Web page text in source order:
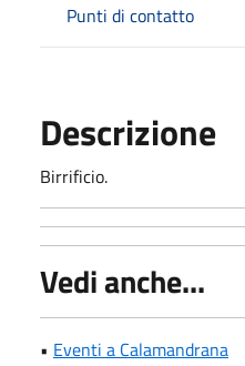
Punti di contatto
Descrizione
Birrificio.
Vedi anche...
• Eventi a Calamandrana